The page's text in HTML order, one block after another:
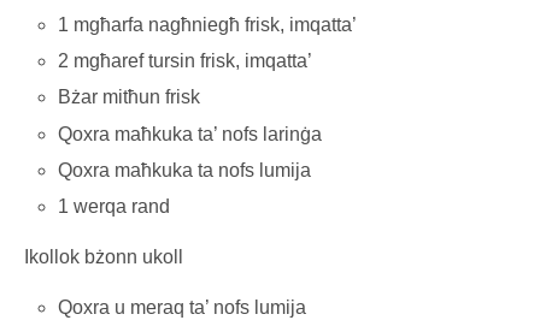
1 mgħarfa nagħniegħ frisk, imqatta’
2 mgħaref tursin frisk, imqatta’
Bżar mitħun frisk
Qoxra maħkuka ta’ nofs larinġa
Qoxra maħkuka ta nofs lumija
1 werqa rand
Ikollok bżonn ukoll
Qoxra u meraq ta’ nofs lumija